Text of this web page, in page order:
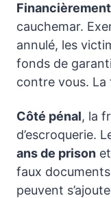
Financièrement
cauchemar.
annulé, les
fonds de
contre vous.
Côté pénal, la
d’escroquerie.
ans de prison et
faux documents
peuvent